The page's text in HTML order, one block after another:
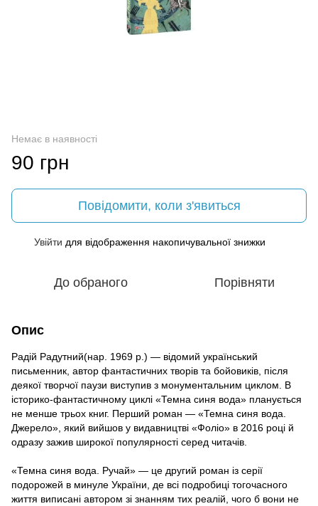
Немає в наявності
90 грн
Повідомити, коли з'явиться
Увійти для відображення накопичувальної знижки
До обраного Порівняти
Опис
Радій Радутний(нар. 1969 р.) — відомий український
письменник, автор фантастичних творів та бойовиків, після
деякої творчої паузи виступив з монументальним циклом. В
історико-фантастичному циклі «Темна синя вода» планується
не менше трьох книг. Перший роман — «Темна синя вода.
Джерело», який вийшов у видавництві «Фоліо» в 2016 році й
одразу зажив широкої популярності серед читачів.
«Темна синя вода. Ручай» — це другий роман із серії
подорожей в минуле України, де всі подробиці тогочасного
життя виписані автором зі знанням тих реалій, чого б вони не